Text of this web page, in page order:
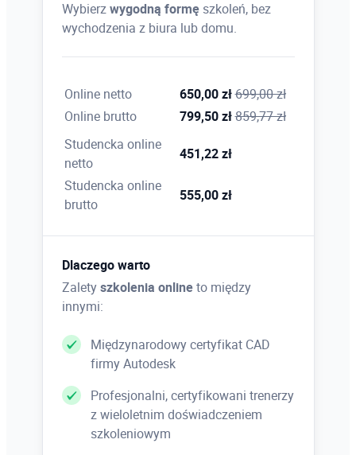
Wybierzwygodną formęszkoleń, bez
wychodzenia z biura lub domu.
Online netto 650,00 zł699,00 zł
Online brutto
799,50 zł859,77 zł
Studencka online
netto
451,22 zł
Studencka online
brutto
555,00 zł
Dlaczego warto
Zaletyszkolenia onlineto między
innymi:
Międzynarodowy certyfikat CAD
firmy Autodesk
Profesjonalni, certyfikowani trenerzy
z wieloletnim doświadczeniem
szkoleniowym